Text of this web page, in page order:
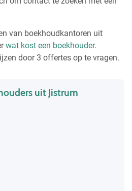
van boekhoudkantoren uit
wat kost een boekhouder.
door 3 offertes op te vragen.
uit Jistrum